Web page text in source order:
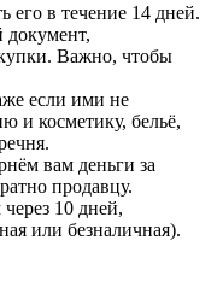
его в течение 14 дней.
документ,
Важно, чтобы
если ими не
и косметику, бельё,
вам деньги за
продавцу.
10 дней,
или безналичная).